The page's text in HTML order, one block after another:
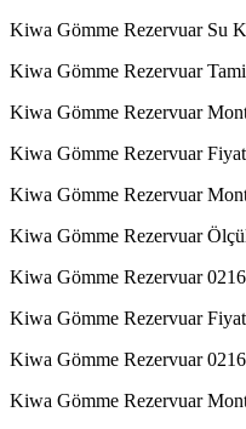
Kiwa Gömme Rezervuar Su
Kiwa Gömme Rezervuar
Kiwa Gömme Rezervuar
Kiwa Gömme Rezervuar
Kiwa Gömme Rezervuar
Kiwa Gömme Rezervuar
Kiwa Gömme Rezervuar
Kiwa Gömme Rezervuar
Kiwa Gömme Rezervuar
Kiwa Gömme Rezervuar